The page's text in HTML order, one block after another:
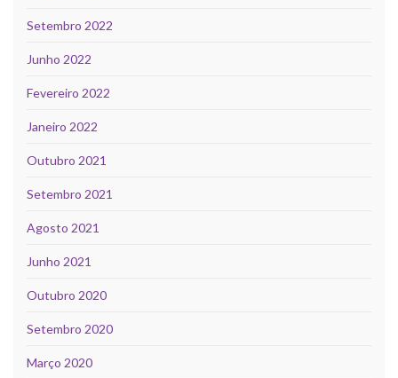
Setembro 2022
Junho 2022
Fevereiro 2022
Janeiro 2022
Outubro 2021
Setembro 2021
Agosto 2021
Junho 2021
Outubro 2020
Setembro 2020
Março 2020